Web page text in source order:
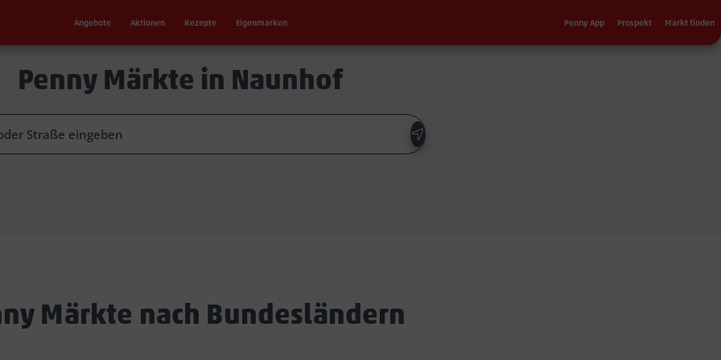
Angebote Aktionen Rezepte Eigenmarken Sekundärnavigation
Penny App Prospekt Markt finden
Penny Märkte in Naunhof
Märkte nach Bundesländern